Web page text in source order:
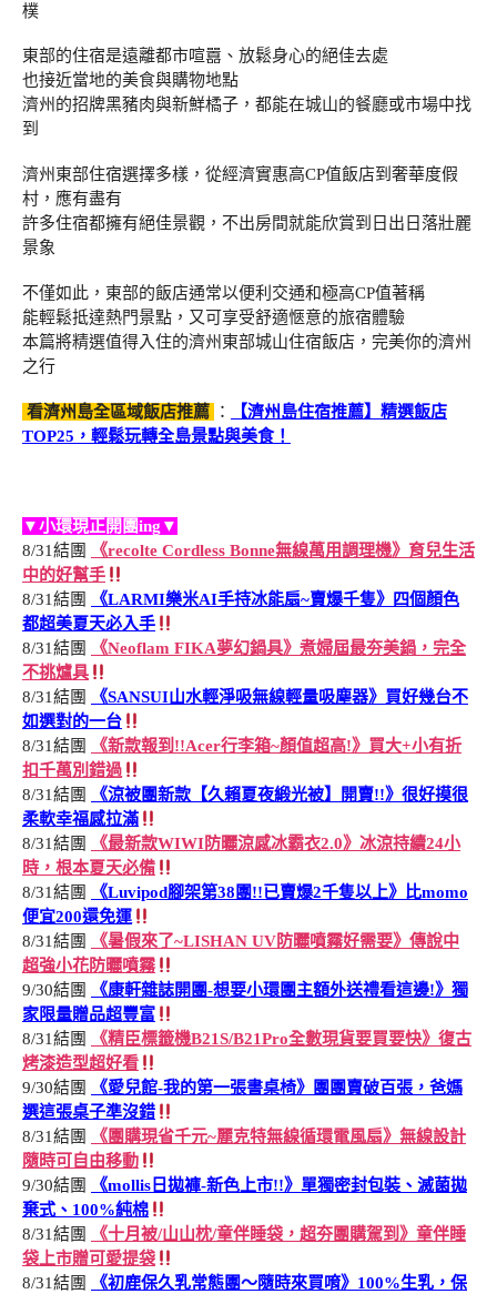
樸
東部的住宿是遠離都市喧囂、放鬆身心的絕佳去處
也接近當地的美食與購物地點
濟州的招牌黑豬肉與新鮮橘子，都能在城山的餐廳或市場中找
到
濟州東部住宿選擇多樣，從經濟實惠高CP值飯店到奢華度假
村，應有盡有
許多住宿都擁有絕佳景觀，不出房間就能欣賞到日出日落壯麗
景象
不僅如此，東部的飯店通常以便利交通和極高CP值著稱
能輕鬆抵達熱門景點，又可享受舒適愜意的旅宿體驗
本篇將精選值得入住的濟州東部城山住宿飯店，完美你的濟州
之行
看濟州島全區域飯店推薦 ：
【濟州島住宿推薦】精選飯店
TOP25，輕鬆玩轉全島景點與美食！
▼小環現正開團ing▼
8/31結團
《recolte Cordless Bonne無線萬用調理機》育兒生活
中的好幫手
8/31結團
《LARMI樂米AI手持冰能扇~賣爆千隻》四個顏色
都超美夏天必入手
8/31結團
《Neoflam FIKA夢幻鍋具》煮婦屆最夯美鍋，完全
不挑爐具
8/31結團
《SANSUI山水輕淨吸無線輕量吸塵器》買好幾台不
如選對的一台
8/31結團
《新款報到!!Acer行李箱~顏值超高!》買大+小有折
扣千萬別錯過
8/31結團
《涼被團新款【久賴夏夜緞光被】開賣!!》很好摸很
柔軟幸福感拉滿
8/31結團
《最新款WIWI防曬涼感冰霸衣2.0》冰涼持續24小
時，根本夏天必備
8/31結團
《Luvipod腳架第38團!!已賣爆2千隻以上》比momo
便宜200還免運
8/31結團
《暑假來了~LISHAN UV防曬噴霧好需要》傳說中
超強小花防曬噴霧
9/30結團
《康軒雜誌開團-想要小環團主額外送禮看這邊!》獨
家限量贈品超豐富
8/31結團
《精臣標籤機B21S/B21Pro全數現貨要買要快》復古
烤漆造型超好看
9/30結團
《愛兒館-我的第一張書桌椅》團團賣破百張，爸媽
選這張桌子準沒錯
8/31結團
《團購現省千元~麗克特無線循環電風扇》無線設計
隨時可自由移動
9/30結團
《mollis日拋褲-新色上市!!》單獨密封包裝、滅菌拋
棄式、100%純棉
8/31結團
《十月被/山山枕/童伴睡袋，超夯團購駕到》童伴睡
袋上市贈可愛提袋
8/31結團
《初鹿保久乳常態團～隨時來買唷》100%生乳，保